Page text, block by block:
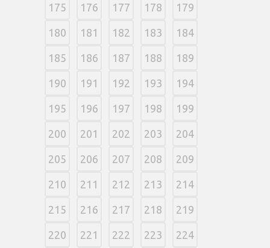
175 176 177 178 179
180 181 182 183 184
185 186 187 188 189
190 191 192 193 194
195 196 197 198 199
200 201 202 203 204
205 206 207 208 209
210 211 212 213 214
215 216 217 218 219
220 221 222 223 224